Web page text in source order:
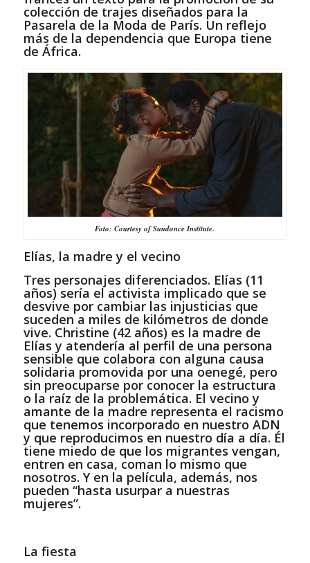
colección de trajes diseñados para la
Pasarela de la Moda de París. Un reflejo
más de la dependencia que Europa tiene
de África.
Foto: Courtesy of Sundance Institute.
Elías, la madre y el vecino
Tres personajes diferenciados. Elías (11
años) sería el activista implicado que se
desvive por cambiar las injusticias que
suceden a miles de kilómetros de donde
vive. Christine (42 años) es la madre de
Elías y atendería al perfil de una persona
sensible que colabora con alguna causa
solidaria promovida por una oenegé, pero
sin preocuparse por conocer la estructura
o la raíz de la problemática. El vecino y
amante de la madre representa el racismo
que tenemos incorporado en nuestro ADN
y que reproducimos en nuestro día a día. Él
tiene miedo de que los migrantes vengan,
entren en casa, coman lo mismo que
nosotros. Y en la película, además, nos
pueden “hasta usurpar a nuestras
mujeres”.
La fiesta